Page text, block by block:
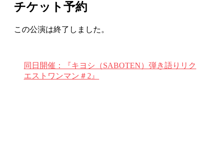
チケット予約
この公演は終了しました。
同日開催：『キヨシ（SABOTEN）弾き語りリク
エストワンマン＃2』